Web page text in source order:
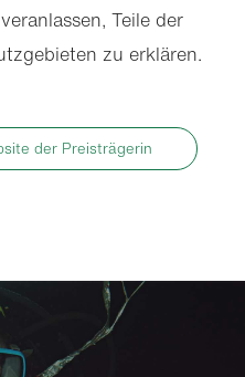
Teile der
zu erklären.
der Preisträgerin